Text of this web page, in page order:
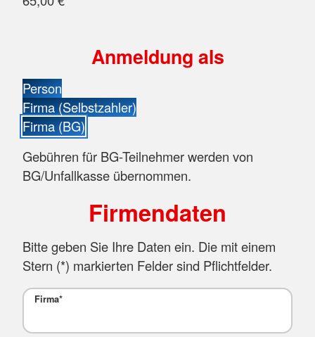
Anmeldung als
Person
Firma (Selbstzahler)
Firma (BG)
Gebühren für BG-Teilnehmer werden von
BG/Unfallkasse übernommen.
Firmendaten
Bitte geben Sie Ihre Daten ein. Die mit einem
Stern (*) markierten Felder sind Pflichtfelder.
Firma*